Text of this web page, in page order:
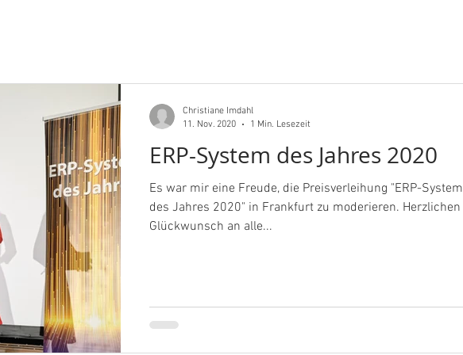
ERP-System des Jahres 2020
Es war mir eine Freude, die Preisverleihung "ERP-System
des Jahres 2020" in Frankfurt zu moderieren. Herzlichen
Glückwunsch an alle...
Christiane Imdahl
11. Nov. 2020
1 Min. Lesezeit